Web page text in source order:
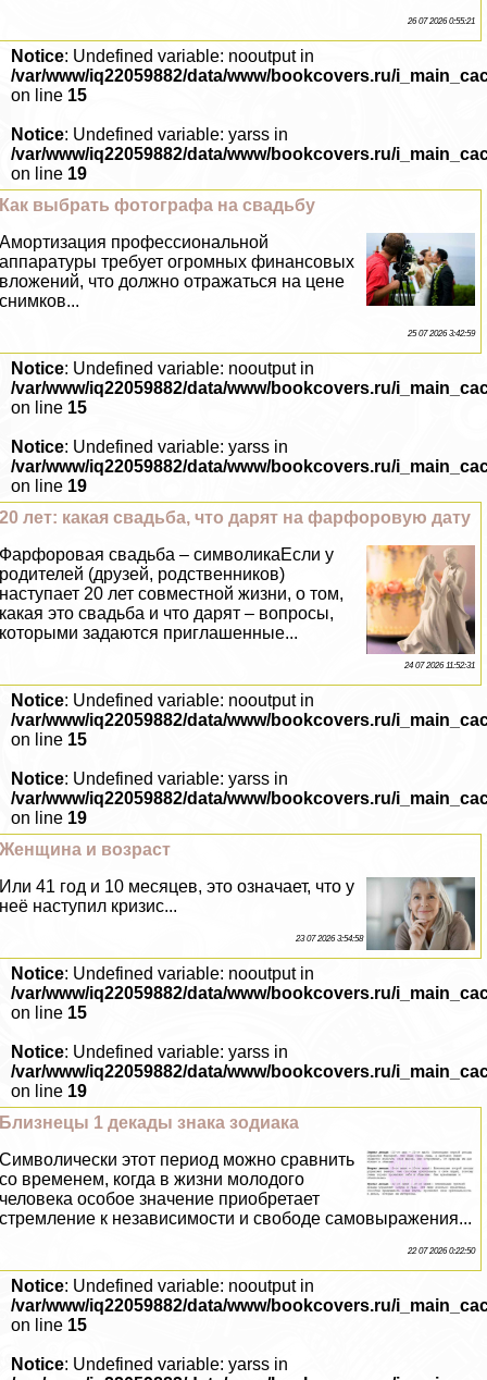
26 07 2026 0:55:21
Notice: Undefined variable: nooutput in
/var/www/iq22059882/data/www/bookcovers.ru/
on line 15
Notice: Undefined variable: yarss in
/var/www/iq22059882/data/www/bookcovers.ru/
on line 19
Как выбрать фотографа на свадьбу
Амортизация профессиональной
аппаратуры требует огромных финансовых
вложений, что должно отражаться на цене
снимков...
25 07 2026 3:42:59
Notice: Undefined variable: nooutput in
/var/www/iq22059882/data/www/bookcovers.ru/
on line 15
Notice: Undefined variable: yarss in
/var/www/iq22059882/data/www/bookcovers.ru/
on line 19
20 лет: какая свадьба, что дарят на фарфоровую дату
Фарфоровая свадьба – символикаЕсли у
родителей (друзей, родственников)
наступает 20 лет совместной жизни, о том,
какая это свадьба и что дарят – вопросы,
которыми задаются приглашенные...
24 07 2026 11:52:31
Notice: Undefined variable: nooutput in
/var/www/iq22059882/data/www/bookcovers.ru/
on line 15
Notice: Undefined variable: yarss in
/var/www/iq22059882/data/www/bookcovers.ru/
on line 19
Женщина и возраст
Или 41 год и 10 месяцев, это означает, что у
неё наступил кризис...
23 07 2026 3:54:58
Notice: Undefined variable: nooutput in
/var/www/iq22059882/data/www/bookcovers.ru/
on line 15
Notice: Undefined variable: yarss in
/var/www/iq22059882/data/www/bookcovers.ru/
on line 19
Близнецы 1 декады знака зодиака
Символически этот период можно сравнить
со временем, когда в жизни молодого
человека особое значение приобретает
стремление к независимости и свободе самовыражения...
22 07 2026 0:22:50
Notice: Undefined variable: nooutput in
/var/www/iq22059882/data/www/bookcovers.ru/
on line 15
Notice: Undefined variable: yarss in